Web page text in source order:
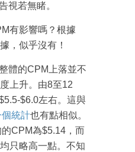
視若無睹。
有影響嗎？根據
，似乎沒有！
體的CPM上落並不
上升。由8至12
$6.0左右。這與
統計也有點相似。
CPM為$5.14，而
只略高一點。不知
成為 EJ Tech 會員
最新資訊（附創業懶人包）